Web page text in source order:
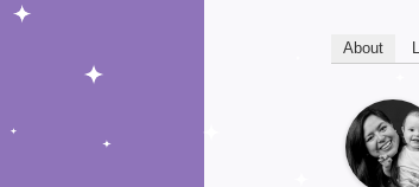
About